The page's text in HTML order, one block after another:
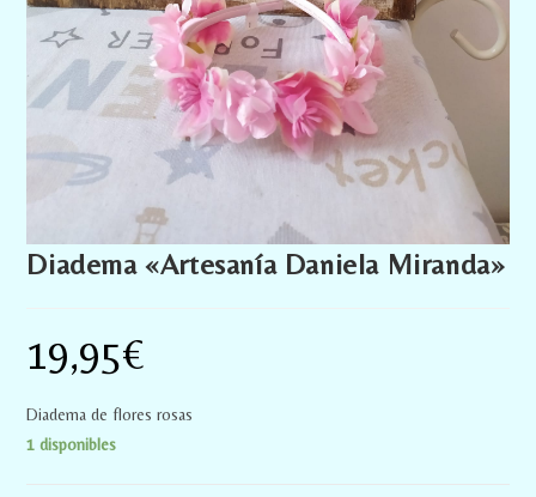
Diadema «Artesanía Daniela Miranda»
19,95€
Diadema de flores rosas
1 disponibles